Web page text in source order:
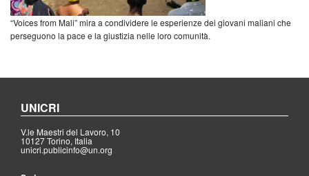
“Voices from Mali” mira a condividere le esperienze dei giovani maliani che
perseguono la pace e la giustizia nelle loro comunità.
UNICRI
V.le Maestri del Lavoro, 10
10127 Torino, Italia
unicri.publicinfo@un.org